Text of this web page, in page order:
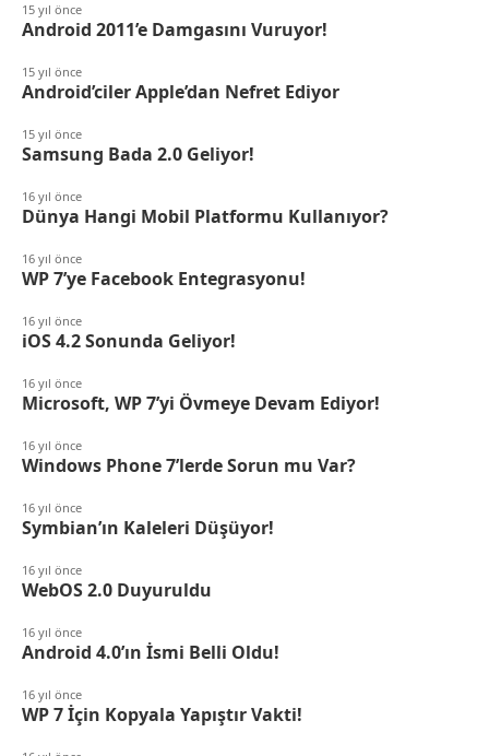
15 yıl önce
Android 2011’e Damgasını Vuruyor!
15 yıl önce
Android’ciler Apple’dan Nefret Ediyor
15 yıl önce
Samsung Bada 2.0 Geliyor!
16 yıl önce
Dünya Hangi Mobil Platformu Kullanıyor?
16 yıl önce
WP 7’ye Facebook Entegrasyonu!
16 yıl önce
iOS 4.2 Sonunda Geliyor!
16 yıl önce
Microsoft, WP 7’yi Övmeye Devam Ediyor!
16 yıl önce
Windows Phone 7’lerde Sorun mu Var?
16 yıl önce
Symbian’ın Kaleleri Düşüyor!
16 yıl önce
WebOS 2.0 Duyuruldu
16 yıl önce
Android 4.0’ın İsmi Belli Oldu!
16 yıl önce
WP 7 İçin Kopyala Yapıştır Vakti!